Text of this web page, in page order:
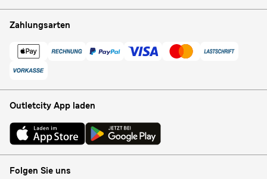
Zahlungsarten
Outletcity App laden
Folgen Sie uns